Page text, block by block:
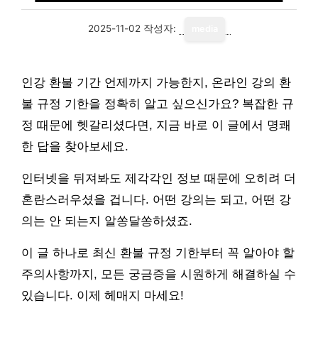
2025-11-02 작성자:
인강 환불 기간 언제까지 가능한지, 온라인 강의 환
불 규정 기한을 정확히 알고 싶으신가요? 복잡한 규
정 때문에 헷갈리셨다면, 지금 바로 이 글에서 명쾌
한 답을 찾아보세요.
인터넷을 뒤져봐도 제각각인 정보 때문에 오히려 더
혼란스러우셨을 겁니다. 어떤 강의는 되고, 어떤 강
의는 안 되는지 알쏭달쏭하셨죠.
이 글 하나로 최신 환불 규정 기한부터 꼭 알아야 할
주의사항까지, 모든 궁금증을 시원하게 해결하실 수
있습니다. 이제 헤매지 마세요!